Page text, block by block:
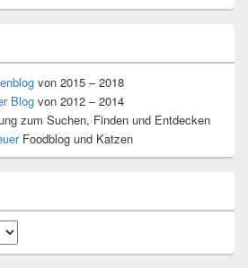
von 2015 – 2018
Blogvon 2012 – 2014
zum Suchen, Finden und Entdecken
Foodblog und Katzen